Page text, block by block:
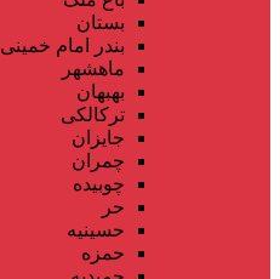
بستان
بندر امام خمینی
ماهشهر
بهبهان
ترکالکی
جایزان
چمران
چوبیده
حر
حسینیه
حمزه